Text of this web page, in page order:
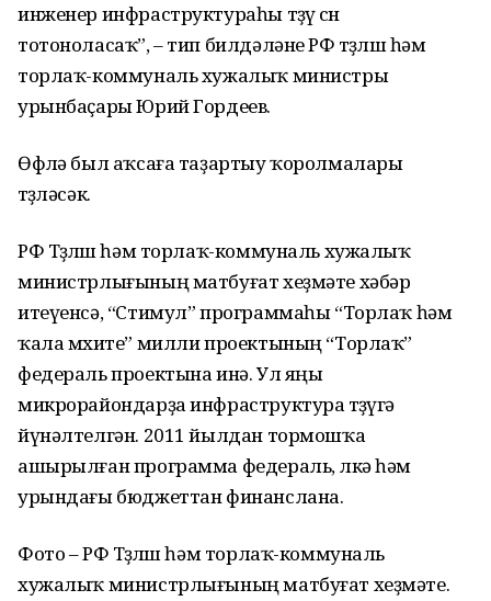
инженер инфраструктураһы төҙөү өсөн
тотоноласаҡ”, – тип билдәләне РФ төҙөлөш һәм
торлаҡ-коммуналь хужалыҡ министры
урынбаҫары Юрий Гордеев.
Өфөлә был аҡсаға таҙартыу ҡоролмалары
төҙөләсәк.
РФ Төҙөлөш һәм торлаҡ-коммуналь хужалыҡ
министрлығының матбуғат хеҙмәте хәбәр
итеүенсә, “Стимул” программаһы “Торлаҡ һәм
ҡала мөхите” милли проектының “Торлаҡ”
федераль проектына инә. Ул яңы
микрорайондарҙа инфраструктура төҙөүгә
йүнәлтелгән. 2011 йылдан тормошҡа
ашырылған программа федераль, өлкә һәм
урындағы бюджеттан финанслана.
Фото – РФ Төҙөлөш һәм торлаҡ-коммуналь
хужалыҡ министрлығының матбуғат хеҙмәте.